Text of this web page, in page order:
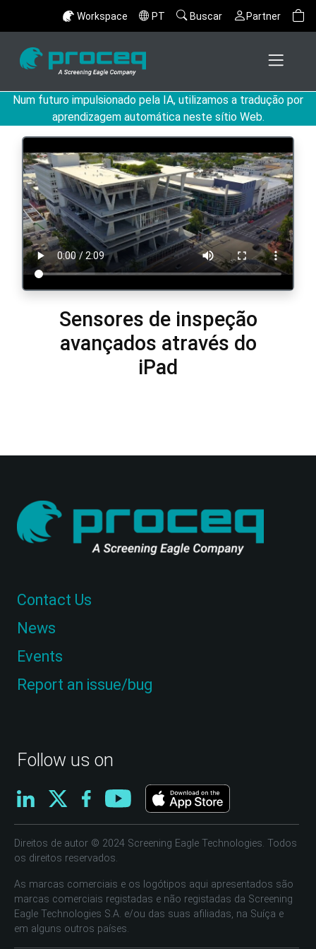
Workspace PT Buscar Partner
Num futuro impulsionado pela IA, utilizamos a tradução por
aprendizagem automática neste sítio Web.
Sensores de inspeção
avançados através do
iPad
Follow us on
Contact Us
News
Events
Report an issue/bug
Direitos de autor © 2024 Screening Eagle Technologies. Todos
os direitos reservados.
As marcas comerciais e os logótipos aqui apresentados são
marcas comerciais registadas e não registadas da Screening
Eagle Technologies S.A. e/ou das suas afiliadas, na Suíça e
em alguns outros países.